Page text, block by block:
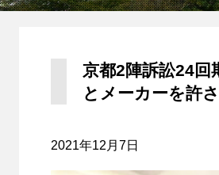
京都2陣訴訟24回
とメーカーを許さ
2021年12月7日